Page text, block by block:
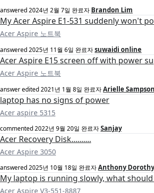
answered2024년 2월 7일 완료자 Brandon Lim
My Acer Aspire E1-531 suddenly won't
Acer Aspire 노트북
answered2025년 11월 6일 완료자suwaidi online
Acer Aspire E15 screen off with power
Acer Aspire 노트북
answer edited2021년 1월 8일 완료자Arielle Sampson
laptop has no signs of power
Acer aspire 5315
commented2022년 9월 20일 완료자Sanjay
Acer Recovery Disk..........
Acer Aspire 3050
answered2025년 10월 18일 완료자Anthony Dorothy
My laptop is running slowly, what should
Acer Aspire V3-551-8887